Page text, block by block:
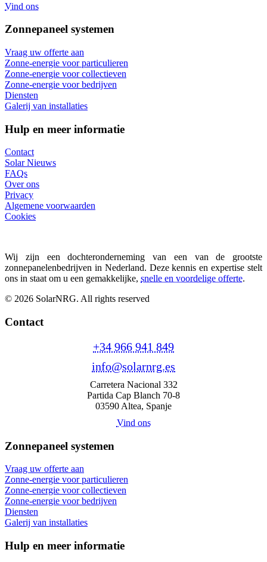
Vind ons
Zonnepaneel systemen
Vraag uw offerte aan
Zonne-energie voor particulieren
Zonne-energie voor collectieven
Zonne-energie voor bedrijven
Diensten
Galerij van installaties
Hulp en meer informatie
Contact
Solar Nieuws
FAQs
Over ons
Privacy
Algemene voorwaarden
Cookies
Wij zijn een dochteronderneming van een van de grootste
zonnepanelenbedrijven in Nederland. Deze kennis en expertise stelt
ons in staat om u een gemakkelijke, snelle en voordelige offerte.
© 2026 SolarNRG. All rights reserved
Contact
+34 966 941 849
info@solarnrg.es
Carretera Nacional 332
Partida Cap Blanch 70-8
03590 Altea, Spanje
Vind ons
Zonnepaneel systemen
Vraag uw offerte aan
Zonne-energie voor particulieren
Zonne-energie voor collectieven
Zonne-energie voor bedrijven
Diensten
Galerij van installaties
Hulp en meer informatie